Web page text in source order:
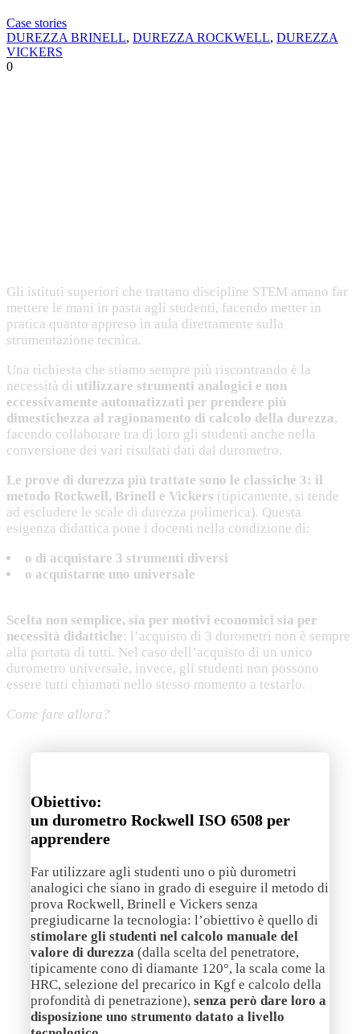
Case stories
DUREZZA BRINELL, DUREZZA ROCKWELL, DUREZZA
VICKERS
0
Gli istituti superiori che trattano discipline STEM amano far
mettere le mani in pasta agli studenti, facendo metter in
pratica quanto appreso in aula direttamente sulla
strumentazione tecnica.
Una richiesta che stiamo sempre più riscontrando è la
necessità di utilizzare strumenti analogici e non
eccessivamente automatizzati per prendere più
dimestichezza al ragionamento di calcolo della durezza,
facendo collaborare tra di loro gli studenti anche nella
conversione dei vari risultati dati dal durometro.
Le prove di durezza più trattate sono le classiche 3: il
metodo Rockwell, Brinell e Vickers (tipicamente, si tende
ad escludere le scale di durezza polimerica). Questa
esigenza didattica pone i docenti nella condizione di:
o di acquistare 3 strumenti diversi
o acquistarne uno universale
Scelta non semplice, sia per motivi economici sia per
necessità didattiche: l’acquisto di 3 durometri non è sempre
alla portata di tutti. Nel caso dell’acquisto di un unico
durometro universale, invece, gli studenti non possono
essere tutti chiamati nello stesso momento a testarlo.
Come fare allora?
Obiettivo:
un durometro Rockwell ISO 6508 per
apprendere
Far utilizzare agli studenti uno o più durometri
analogici che siano in grado di eseguire il metodo di
prova Rockwell, Brinell e Vickers senza
pregiudicarne la tecnologia: l’obiettivo è quello di
stimolare gli studenti nel calcolo manuale del
valore di durezza (dalla scelta del penetratore,
tipicamente cono di diamante 120°, la scala come la
HRC, selezione del precarico in Kgf e calcolo della
profondità di penetrazione), senza però dare loro a
disposizione uno strumento datato a livello